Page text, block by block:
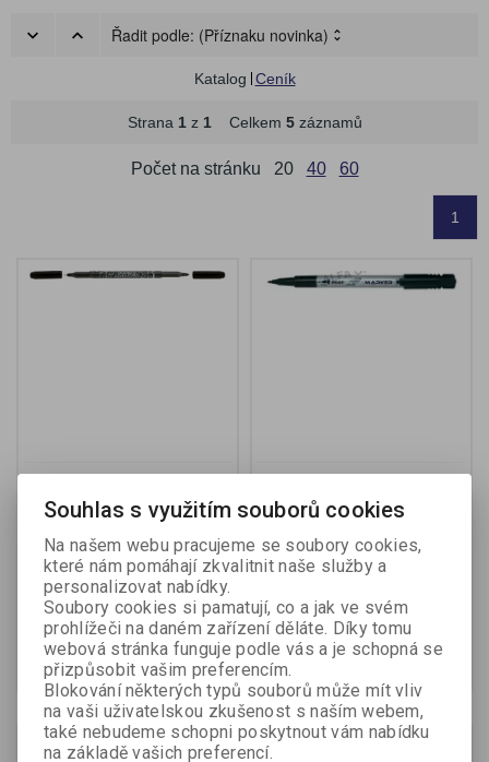
Řadit podle: (Příznaku novinka)
Katalog Ceník
Strana 1z 1Celkem 5záznamů
Počet na stránku 20 40 60
1
3616 na CD / DVD / BD
permanentní - černá
Katalogové číslo:260700
15 Kč (bez DPH:)
Koupit
Twin Marker - černá
Výrobce:Pilot
45 Kč (bez DPH:)
Koupit
Souhlas s využitím souborů cookies
Na našem webu pracujeme se soubory cookies,
které nám pomáhají zkvalitnit naše služby a
personalizovat nabídky.
Soubory cookies si pamatují, co a jak ve svém
prohlížeči na daném zařízení děláte. Díky tomu
webová stránka funguje podle vás a je schopná se
přizpůsobit vašim preferencím.
Blokování některých typů souborů může mít vliv
na vaši uživatelskou zkušenost s naším webem,
také nebudeme schopni poskytnout vám nabídku
na základě vašich preferencí.